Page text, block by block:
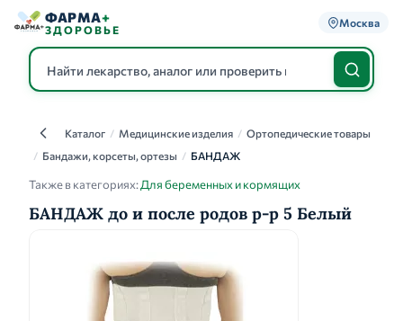
ФАРМА+
ЗДОРОВЬЕ
Москва
КаталогКаталог / Медицинские изделия / Ортопедические товары
/ Бандажи, корсеты, ортезы / БАНДАЖ
Также в категориях:Для беременных и кормящих
БАНДАЖ до и после родов р-р 5 Белый